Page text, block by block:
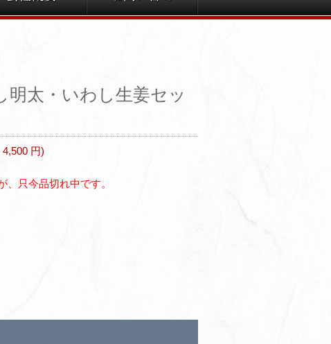
明太・いわし生姜セッ
4,500円)
、只今品切れ中です。